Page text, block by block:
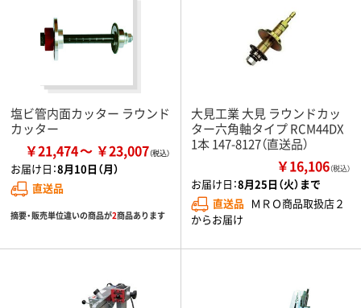
塩ビ管内面カッター ラウンド
カッター
￥21,474 ￥23,007
お届け日：8月10日（月）
直送品
摘要・販売単位違いの商品が2商品あります
大見工業 大見 ラウンドカッ
ター六角軸タイプ RCM44DX
1本 147-8127（直送品）
￥16,106（税込）
お届け日：8月25日（火）まで
直送品 ＭＲＯ商品取扱店２
からお届け